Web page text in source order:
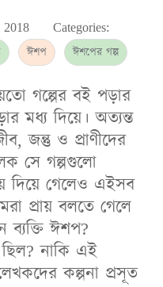
Categories:
ঈশপ ঈশপের গল্প
গল্পের বই পড়ার
মধ্য দিয়ে। অত্যন্ত
জন্তু ও প্রাণীদের
সে গল্পগুলো
দিয়ে গেলেও এইসব
প্রায় বলতে গেলে
ব্যক্তি ঈশপ?
নাকি এই
কল্পনা প্রসূত